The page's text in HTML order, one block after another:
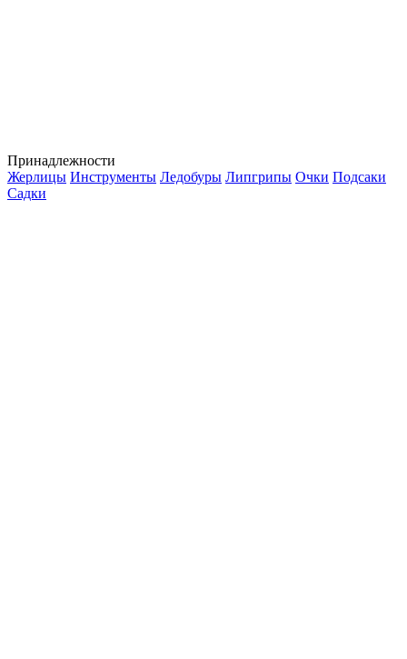
Принадлежности
Жерлицы Инструменты Ледобуры Липгрипы Очки Подсаки
Садки